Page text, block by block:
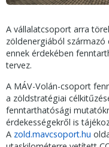
A vállalatcsoport arra
zöldenergiából származó
ennek érdekében
tervez.
A MÁV-Volán-csoport
a zöldstratégiai
fenntarthatósági
érdekességekről is
A zold.mavcsoport.hu